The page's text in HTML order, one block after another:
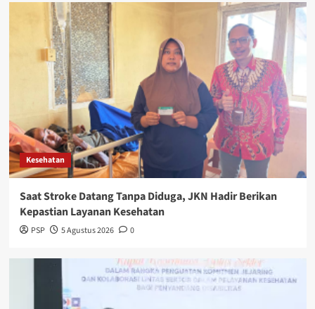
Kesehatan
Saat Stroke Datang Tanpa Diduga, JKN Hadir Berikan
Kepastian Layanan Kesehatan
PSP 5 Agustus 2026 0